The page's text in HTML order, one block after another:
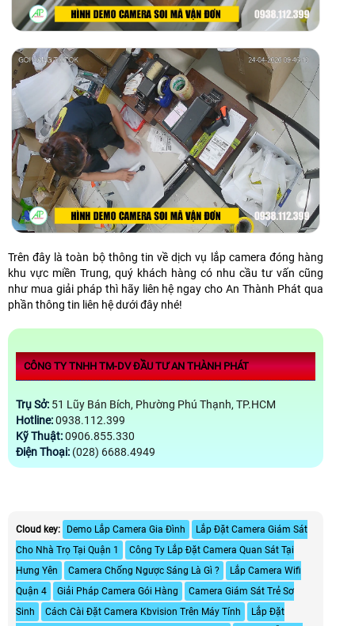
Trên đây là toàn bộ thông tin về dịch vụ lắp camera đóng hàng
khu vực miền Trung, quý khách hàng có nhu cầu tư vấn cũng
như mua giải pháp thì hãy liên hệ ngay cho An Thành Phát qua
phần thông tin liên hệ dưới đây nhé!
CÔNG TY TNHH TM-DV ĐẦU TƯ AN THÀNH PHÁT
Trụ Sở: 51 Lũy Bán Bích, Phường Phú Thạnh, TP.HCM
Hotline:0938.112.399
Kỹ Thuật:0906.855.330
Điện Thoại: (028) 6688.4949
Cloud key: Demo Lắp Camera Gia Đình
Lắp Đặt Camera Giám Sát
Cho Nhà Trọ Tại Quận 1
Công Ty Lắp Đặt Camera Quan Sát Tại
Hưng Yên
Camera Chống Ngược Sáng Là Gì ?
Lắp Camera Wifi
Quận 4
Giải Pháp Camera Gói Hàng
Camera Giám Sát Trẻ Sơ
Sinh
Cách Cài Đặt Camera Kbvision Trên Máy Tính
Lắp Đặt